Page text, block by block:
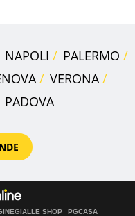
NAPOLI
PALERMO
VERONA
PADOVA
SHOP
PGCASA